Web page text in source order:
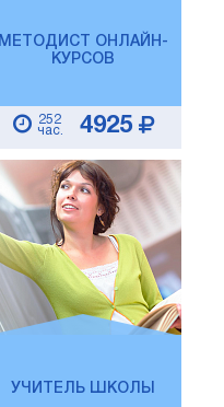
МЕТОДИСТ ОНЛАЙН-
КУРСОВ
252
час.
4925
УЧИТЕЛЬ ШКОЛЫ